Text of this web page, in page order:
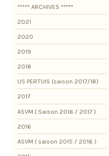
***** ARCHIVES *****
2021
2020
2019
2018
US PERTUIS (saison 2017/18)
2017
ASVM ( Saison 2016 / 2017 )
2016
ASVM ( saison 2015 / 2016 )